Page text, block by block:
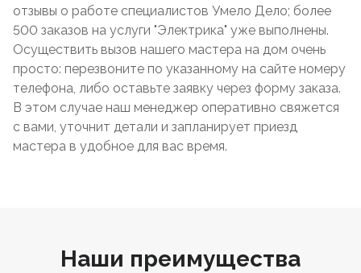
отзывы о работе специалистов Умело Дело; более
500 заказов на услуги "Электрика" уже выполнены.
Осуществить вызов нашего мастера на дом очень
просто: перезвоните по указанному на сайте номеру
телефона, либо оставьте заявку через форму заказа.
В этом случае наш менеджер оперативно свяжется
с вами, уточнит детали и запланирует приезд
мастера в удобное для вас время.
Наши преимущества